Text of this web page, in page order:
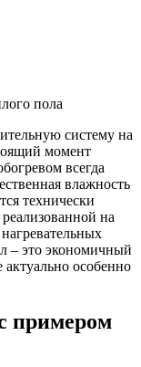
пола
систему на
момент
всегда
влажность
технически
на
– это экономичный
особенно
примером